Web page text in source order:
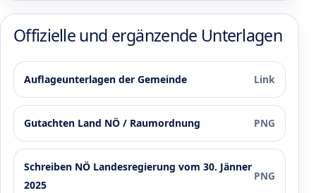
Offizielle und ergänzende Unterlagen
Auflageunterlagen der Gemeinde Link
Gutachten Land NÖ / Raumordnung PNG
Schreiben NÖ Landesregierung vom 30. Jänner
2025
PNG